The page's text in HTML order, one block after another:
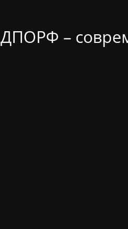
ДПОРФ –